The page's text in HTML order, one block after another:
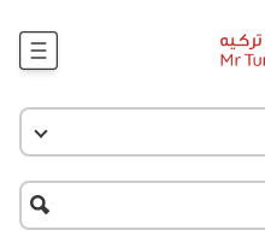
وبلاگ
جاذبه گردشگری